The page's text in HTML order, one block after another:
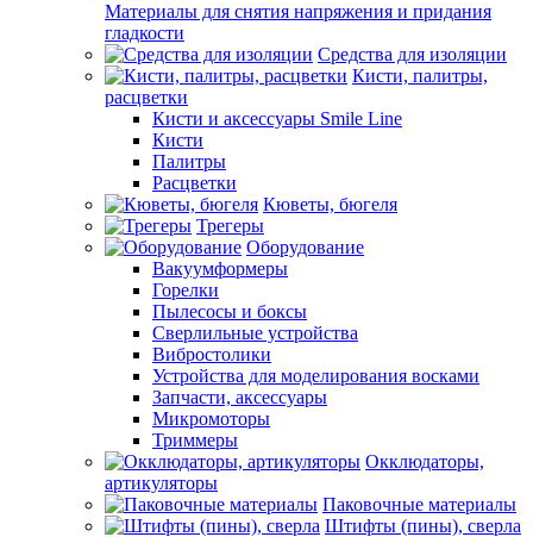
Материалы для снятия напряжения и придания
гладкости
Средства для изоляции
Кисти, палитры,
расцветки
Кисти и аксессуары Smile Line
Кисти
Палитры
Расцветки
Кюветы, бюгеля
Трегеры
Оборудование
Вакуумформеры
Горелки
Пылесосы и боксы
Сверлильные устройства
Вибростолики
Устройства для моделирования восками
Запчасти, аксессуары
Микромоторы
Триммеры
Окклюдаторы,
артикуляторы
Паковочные материалы
Штифты (пины), сверла